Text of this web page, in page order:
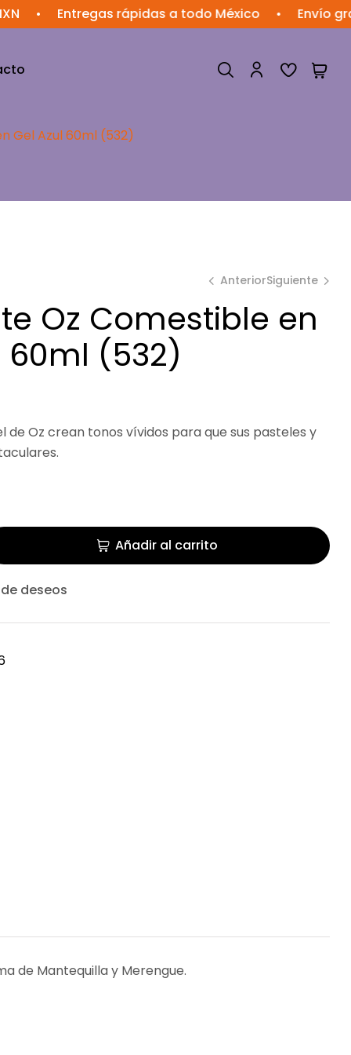
Entregas rápidas a todo México • Envío gratis en
Gel Azul 60ml (532)
AnteriorSiguiente
Oz Comestible en
60ml (532)
de Oz crean tonos vívidos para que sus pasteles y
Añadir al carrito
deseos
de Mantequilla y Merengue.